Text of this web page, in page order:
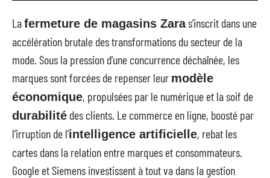
Lafermeture de magasins Zaras’inscrit dans une
accélération brutale des transformations du secteur de la
mode. Sous la pression d’une concurrence déchaînée, les
marques sont forcées de repenser leur modèle
économique, propulsées par le numérique et la soif de
durabilité des clients. Le commerce en ligne, boosté par
l’irruption de l’intelligence artificielle, rebat les
cartes dans la relation entre marques et consommateurs.
Google et Siemens investissent à tout va dans la gestion